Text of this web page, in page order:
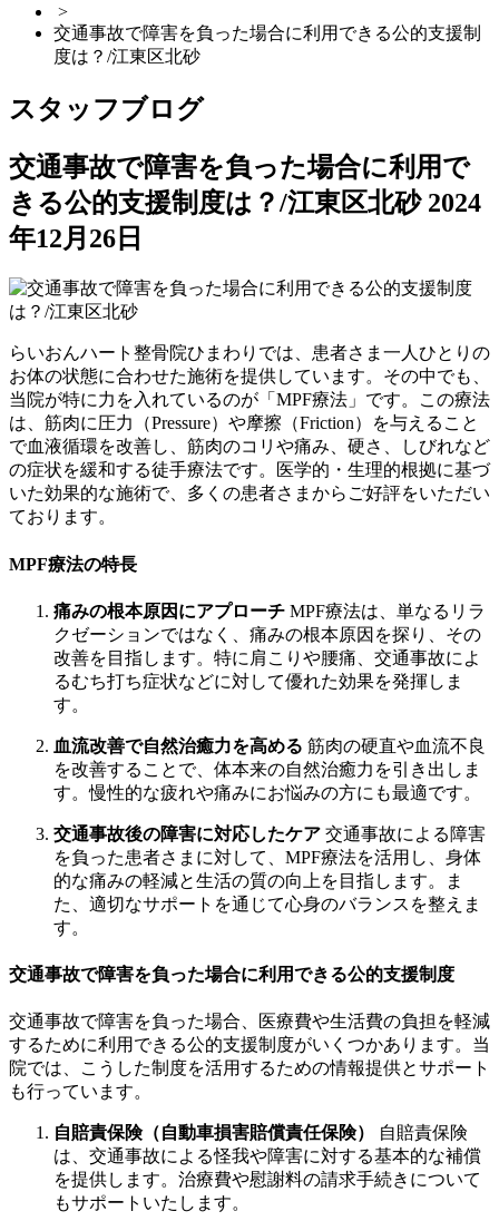
>
交通事故で障害を負った場合に利用できる公的支援制
度は？/江東区北砂
スタッフブログ
交通事故で障害を負った場合に利用で
きる公的支援制度は？/江東区北砂 2024
年12月26日
らいおんハート整骨院ひまわりでは、患者さま一人ひとりの
お体の状態に合わせた施術を提供しています。その中でも、
当院が特に力を入れているのが「MPF療法」です。この療法
は、筋肉に圧力（Pressure）や摩擦（Friction）を与えること
で血液循環を改善し、筋肉のコリや痛み、硬さ、しびれなど
の症状を緩和する徒手療法です。医学的・生理的根拠に基づ
いた効果的な施術で、多くの患者さまからご好評をいただい
ております。
MPF療法の特長
痛みの根本原因にアプローチ MPF療法は、単なるリラ
クゼーションではなく、痛みの根本原因を探り、その
改善を目指します。特に肩こりや腰痛、交通事故によ
るむち打ち症状などに対して優れた効果を発揮しま
す。
血流改善で自然治癒力を高める 筋肉の硬直や血流不良
を改善することで、体本来の自然治癒力を引き出しま
す。慢性的な疲れや痛みにお悩みの方にも最適です。
交通事故後の障害に対応したケア 交通事故による障害
を負った患者さまに対して、MPF療法を活用し、身体
的な痛みの軽減と生活の質の向上を目指します。ま
た、適切なサポートを通じて心身のバランスを整えま
す。
交通事故で障害を負った場合に利用できる公的支援制度
交通事故で障害を負った場合、医療費や生活費の負担を軽減
するために利用できる公的支援制度がいくつかあります。当
院では、こうした制度を活用するための情報提供とサポート
も行っています。
自賠責保険（自動車損害賠償責任保険）
自賠責保険
は、交通事故による怪我や障害に対する基本的な補償
を提供します。治療費や慰謝料の請求手続きについて
もサポートいたします。